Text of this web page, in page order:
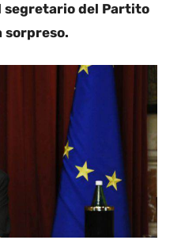
segretario del Partito
sorpreso.